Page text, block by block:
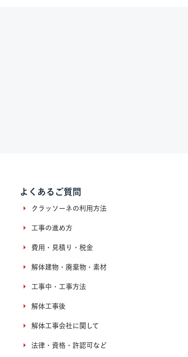
よくあるご質問
クラッソーネの利用方法
工事の進め方
費用・見積り・税金
解体建物・廃棄物・素材
工事中・工事方法
解体工事後
解体工事会社に関して
法律・資格・許認可など